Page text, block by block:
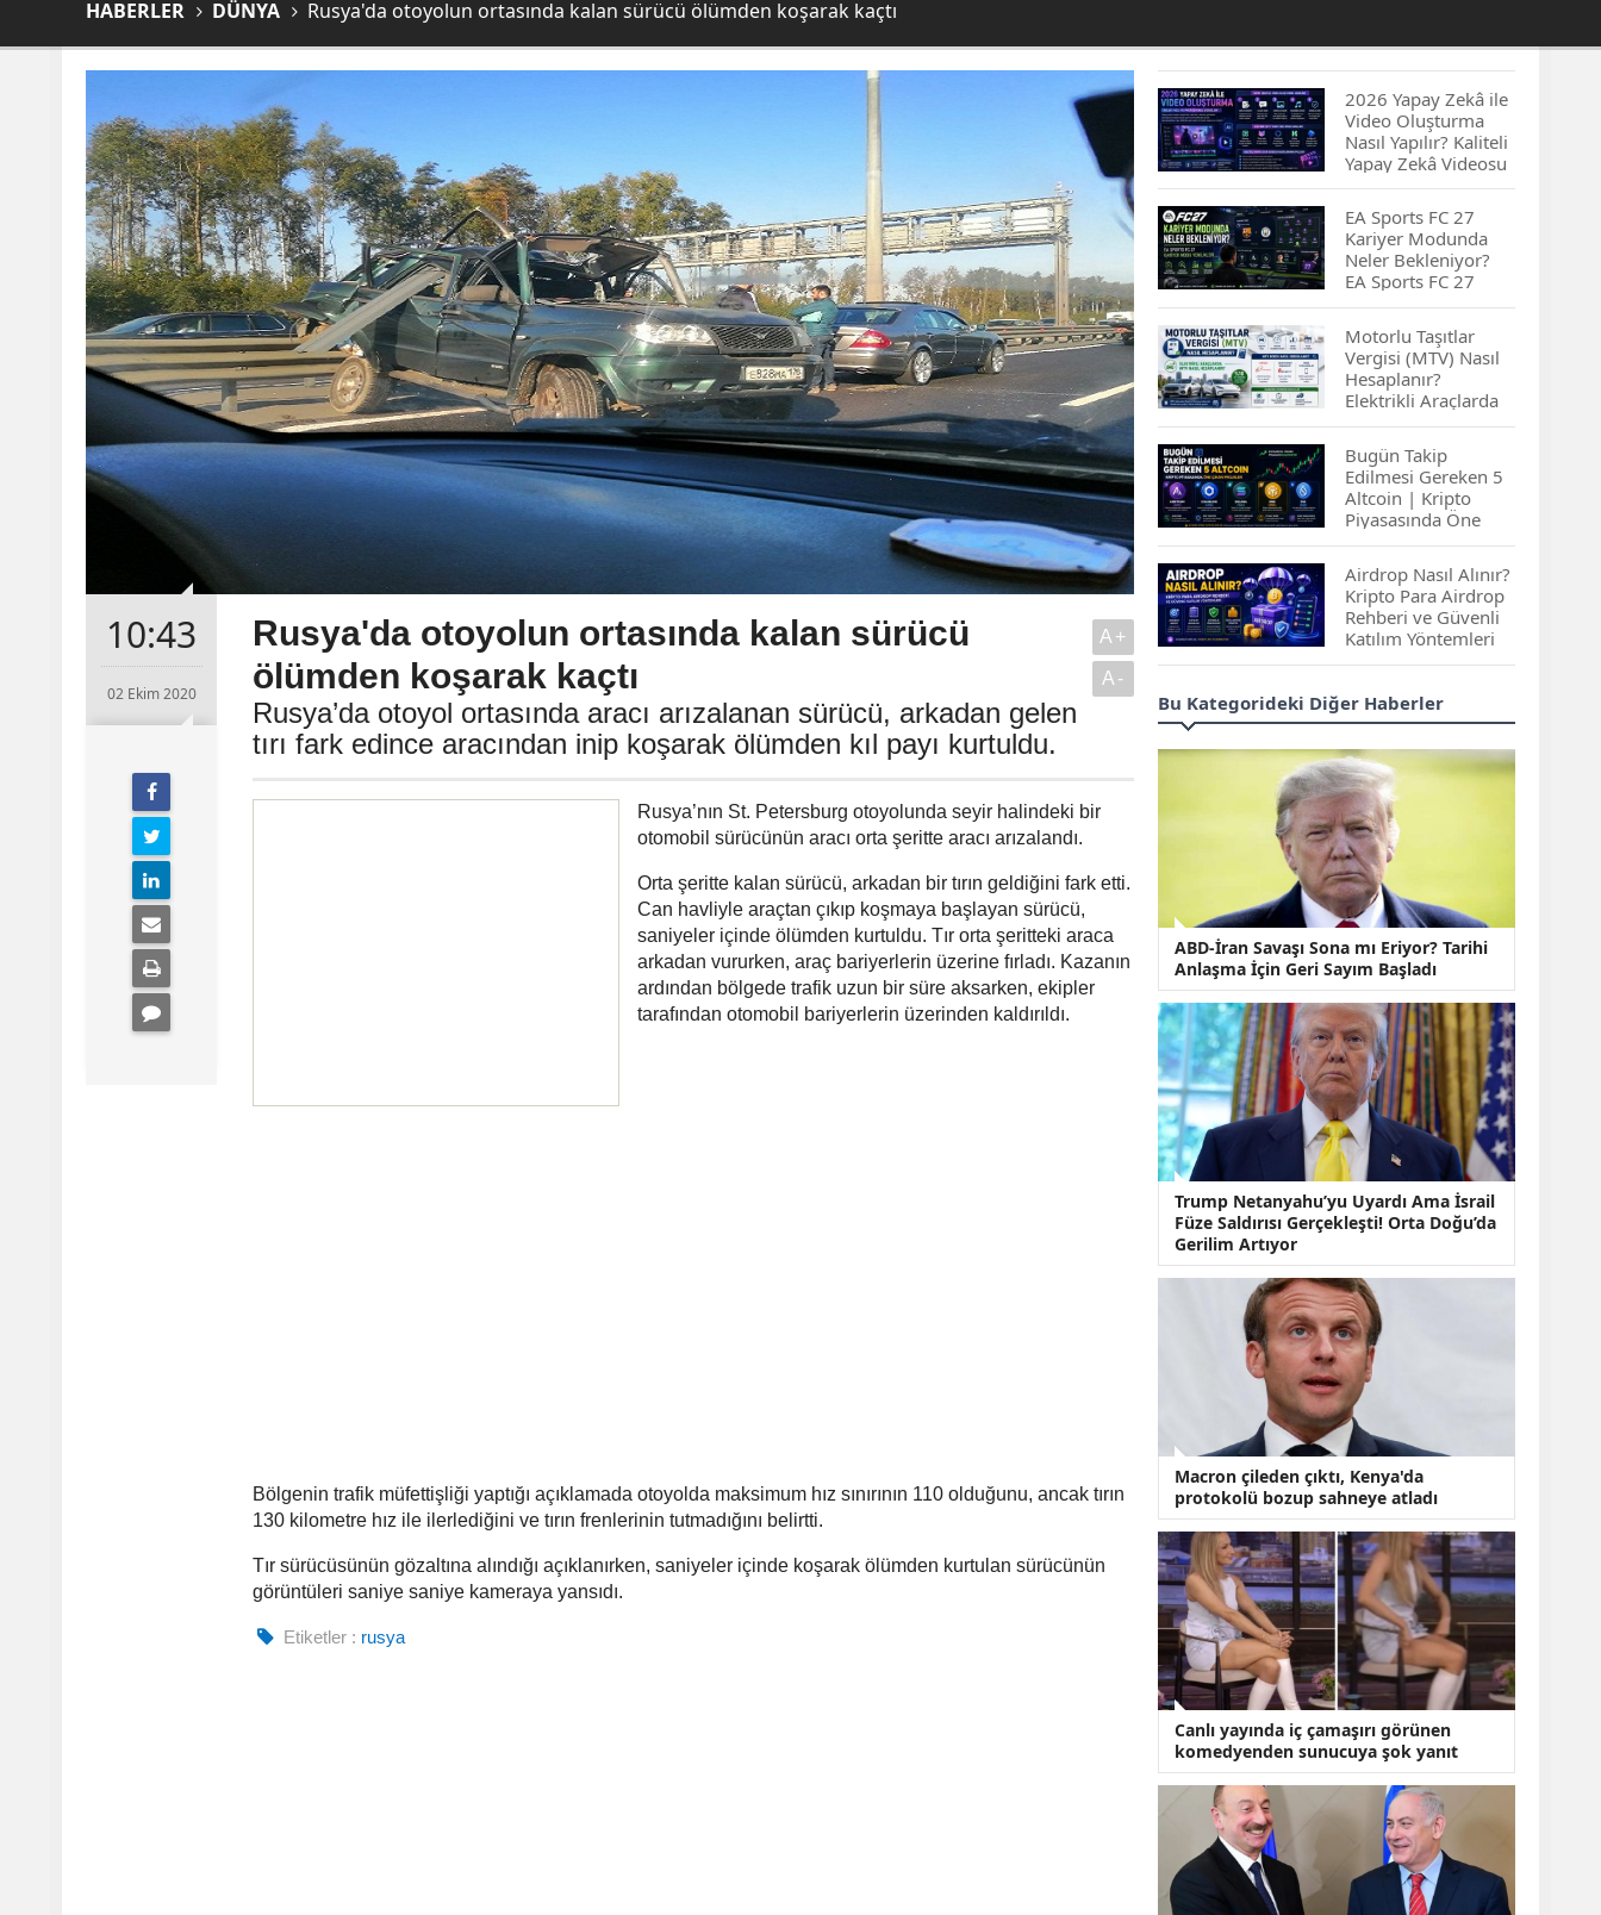
HABERLER DÜNYA Rusya'da otoyolun ortasında kalan sürücü ölümden koşarak kaçtı
10:43
02 Ekim 2020
Rusya'da otoyolun ortasında kalan sürücü
ölümden koşarak kaçtı
Rusya’da otoyol ortasında aracı arızalanan sürücü, arkadan gelen
tırı fark edince aracından inip koşarak ölümden kıl payı kurtuldu.
A+
A-
Rusya’nın St. Petersburg otoyolunda seyir halindeki bir
otomobil sürücünün aracı orta şeritte aracı arızalandı.
Orta şeritte kalan sürücü, arkadan bir tırın geldiğini fark etti.
Can havliyle araçtan çıkıp koşmaya başlayan sürücü,
saniyeler içinde ölümden kurtuldu. Tır orta şeritteki araca
arkadan vururken, araç bariyerlerin üzerine fırladı. Kazanın
ardından bölgede trafik uzun bir süre aksarken, ekipler
tarafından otomobil bariyerlerin üzerinden kaldırıldı.
Bölgenin trafik müfettişliği yaptığı açıklamada otoyolda maksimum hız sınırının 110 olduğunu, ancak tırın
130 kilometre hız ile ilerlediğini ve tırın frenlerinin tutmadığını belirtti.
Tır sürücüsünün gözaltına alındığı açıklanırken, saniyeler içinde koşarak ölümden kurtulan sürücünün
görüntüleri saniye saniye kameraya yansıdı.
Etiketler : rusya
2026 Yapay Zekâ ile
Video Oluşturma
Nasıl Yapılır? Kaliteli
Yapay Zekâ Videosu
Hazırlamanın
İpuçları...
EA Sports FC 27
Kariyer Modunda
Neler Bekleniyor?
EA Sports FC 27
Kariyer Modu
Yenilikleri…
Motorlu Taşıtlar
Vergisi (MTV) Nasıl
Hesaplanır?
Elektrikli Araçlarda
MTV Nasıl
Hesaplanır? MTV
Borcu Nasıl
Sorgulanır?
Bugün Takip
Edilmesi Gereken 5
Altcoin | Kripto
Piyasasında Öne
Çıkan Projeler
Airdrop Nasıl Alınır?
Kripto Para Airdrop
Rehberi ve Güvenli
Katılım Yöntemleri
Spot ve Vadeli İşlem
Arasındaki Farklar |
İçin Daha Uygun?
ABD-İran Anlaşması
Sonrası Altın Rekora
Koştu, Petrol
Fiyatları Sert Düştü
Temmuz 2026 Maaş
Zammı Netleşiyor!
Memur, Emekli ve
Sosyal Yardımlarda
Yeni Oranlar
KOSGEB’den
KOBİ’lere Dev
Finansman Hamlesi:
36 Ay Vadeli 30
Milyon TL Destek
Emekli Maaşlarında
Temmuz Hesabı:
Zam Oranı ve Taban
Aylık İçin Yeni
Bu Kategorideki Diğer Haberler
ABD-İran Savaşı Sona mı Eriyor? Tarihi
Anlaşma İçin Geri Sayım Başladı
Trump Netanyahu’yu Uyardı Ama İsrail
Füze Saldırısı Gerçekleşti! Orta Doğu’da
Gerilim Artıyor
Macron çileden çıktı, Kenya'da
protokolü bozup sahneye atladı
Canlı yayında iç çamaşırı görünen
komedyenden sunucuya şok yanıt